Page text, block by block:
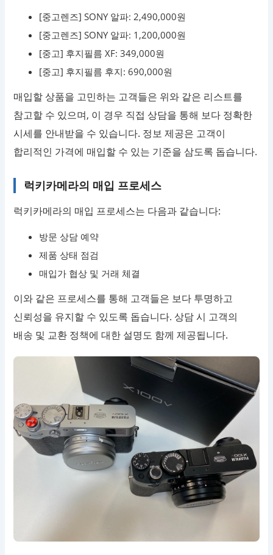
[중고렌즈] SONY 알파: 2,490,000원
[중고렌즈] SONY 알파: 1,200,000원
[중고] 후지필름 XF: 349,000원
[중고] 후지필름 후지: 690,000원
매입할 상품을 고민하는 고객들은 위와 같은 리스트를
참고할 수 있으며, 이 경우 직접 상담을 통해 보다 정확한
시세를 안내받을 수 있습니다. 정보 제공은 고객이
합리적인 가격에 매입할 수 있는 기준을 삼도록 돕습니다.
럭키카메라의 매입 프로세스
럭키카메라의 매입 프로세스는 다음과 같습니다:
방문 상담 예약
제품 상태 점검
매입가 협상 및 거래 체결
이와 같은 프로세스를 통해 고객들은 보다 투명하고
신뢰성을 유지할 수 있도록 돕습니다. 상담 시 고객의
배송 및 교환 정책에 대한 설명도 함께 제공됩니다.